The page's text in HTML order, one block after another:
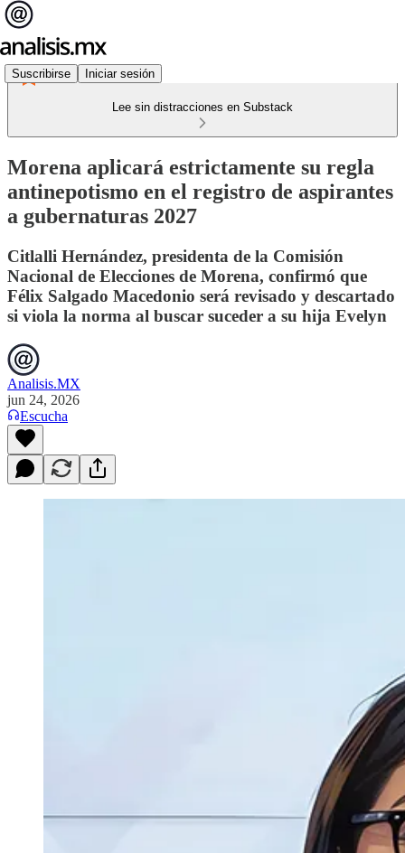
Suscribirse Iniciar sesión
Lee sin distracciones en Substack
Morena aplicará estrictamente su regla
antinepotismo en el registro de aspirantes
a gubernaturas 2027
Citlalli Hernández, presidenta de la Comisión
Nacional de Elecciones de Morena, confirmó que
Félix Salgado Macedonio será revisado y descartado
si viola la norma al buscar suceder a su hija Evelyn
Analisis.MX
jun 24, 2026
Escucha